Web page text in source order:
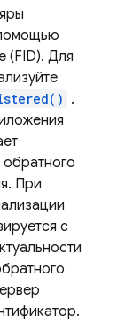
(FID). Для
.
При
с